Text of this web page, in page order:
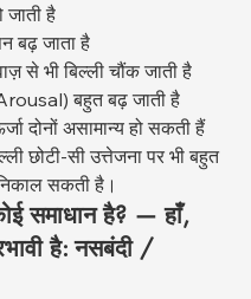
जाती है
बढ़ जाता है
से भी बिल्ली चौंक जाती है
बहुत बढ़ जाती है
दोनों असामान्य हो सकती हैं
छोटी-सी उत्तेजना पर भी बहुत
सकती है।
समाधान है? — हाँ,
है: नसबंदी /